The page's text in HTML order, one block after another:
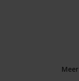
Meer